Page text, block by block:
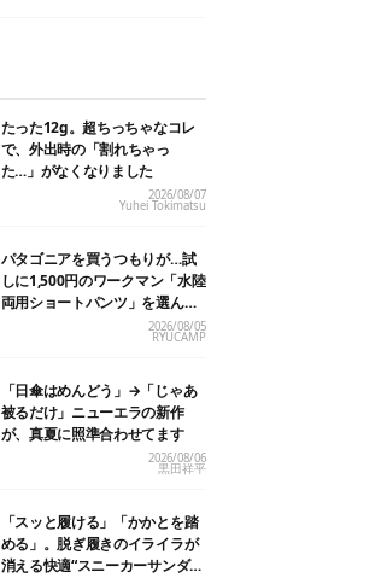
たった12g。超ちっちゃなコレ
で、外出時の「割れちゃっ
た…」がなくなりました
2026/08/07
Yuhei Tokimatsu
パタゴニアを買うつもりが…試
しに1,500円のワークマン「水陸
両用ショートパンツ」を選んだ
2026/08/05
RYUCAMP
「日傘はめんどう」→「じゃあ
被るだけ」ニューエラの新作
が、真夏に照準合わせてます
2026/08/06
黒田祥平
「スッと履ける」「かかとを踏
める」。脱ぎ履きのイライラが
消える快適“スニーカーサンダ